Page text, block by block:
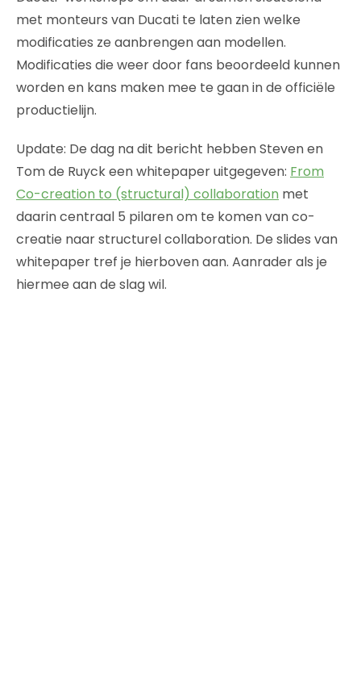
met monteurs van Ducati te laten zien welke
modificaties ze aanbrengen aan modellen.
Modificaties die weer door fans beoordeeld kunnen
worden en kans maken mee te gaan in de officiële
productielijn.
Update: De dag na dit bericht hebben Steven en
Tom de Ruyck een whitepaper uitgegeven: From
Co-creation to (structural) collaboration met
daarin centraal 5 pilaren om te komen van co-
creatie naar structurel collaboration. De slides van
whitepaper tref je hierboven aan. Aanrader als je
hiermee aan de slag wil.